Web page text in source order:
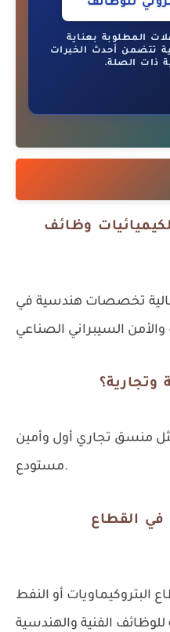
للوظائف
المطلوبة بعناية
تتضمن أحدث الخبرات
ذات الصلة.
وظائف
تخصصات هندسية في
وتجارية؟
منسق تجاري أول وأمين
مستودع.
القطاع
أو النفط